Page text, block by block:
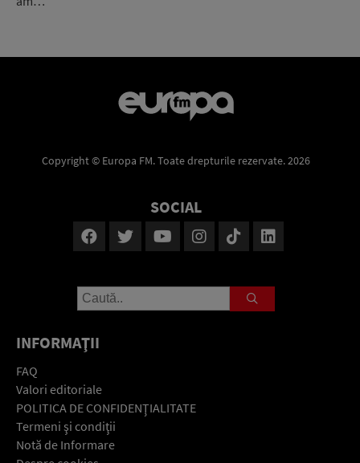
Copyright © Europa FM. Toate drepturile rezervate. 2026
SOCIAL
INFORMAŢII
FAQ
Valori editoriale
POLITICA DE CONFIDENŢIALITATE
Termeni şi condiţii
Notă de Informare